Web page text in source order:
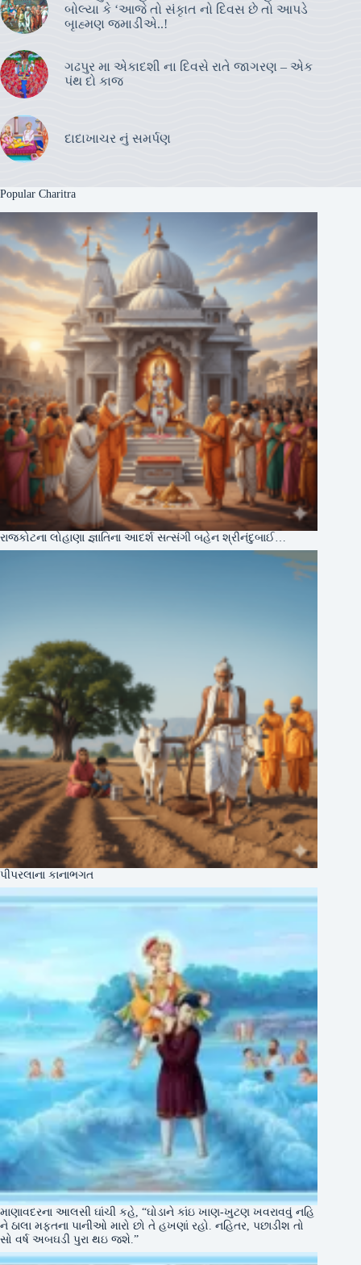
બોલ્યા કે ‘આજે તો સંકૃાત નો દિવસ છે તો આપડે
બૃાહ્મણ જમાડીએ..!
ગઢપુર મા એકાદશી ના દિવસે રાતે જાગરણ – એક
પંથ દો કાજ
દાદાખાચર નું સમર્પણ
Popular Charitra
રાજકોટના લોહાણા જ્ઞાતિના આદર્શ સત્સંગી બહેન શ્રીનંદુબાઈ…
પીપરલાના કાનાભગત
માણાવદરના આલસી ઘાંચી કહે, “ઘોડાને કાંઇ ખાણ-ખુટણ ખવરાવવું નહિ
ને ઠાલા મફતના પાનીઓ મારો છો તે હખણાં રહો. નહિતર, પછાડીશ તો
સો વર્ષ અબઘડી પુરા થઇ જશે.”